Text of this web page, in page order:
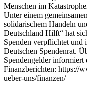
Menschen im
Unter einem
solidarischem Handeln
Deutschland Hilft“ hat
Spenden verpflichtet und
Deutschen Spendenrat.
Spendengelder informiert
Finanzberichten: https://
ueber-uns/finanzen/